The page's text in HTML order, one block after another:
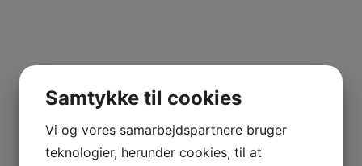
Samtykke til cookies
Vi og vores samarbejdspartnere bruger
teknologier, herunder cookies, til at